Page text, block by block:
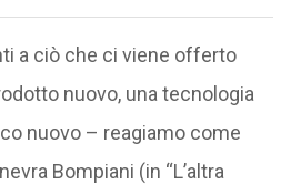
a ciò che ci viene offerto
nuovo, una tecnologia
nuovo – reagiamo come
Bompiani (in “L’altra